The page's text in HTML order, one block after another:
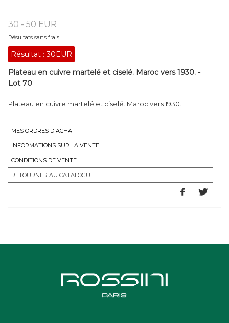
30 - 50 EUR
Résultats sans frais
Résultat :30EUR
Plateau en cuivre martelé et ciselé. Maroc vers 1930. -
Lot 70
Plateau en cuivre martelé et ciselé. Maroc vers 1930.
MES ORDRES D'ACHAT
INFORMATIONS SUR LA VENTE
CONDITIONS DE VENTE
RETOURNER AU CATALOGUE